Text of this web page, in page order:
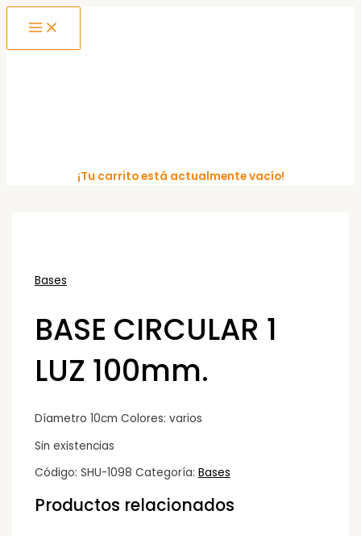
Ir
MENU
¡Tu carrito está actualmente vacío!
Bases
BASE CIRCULAR 1
LUZ 100mm.
Díametro 10cm Colores: varios
Sin existencias
Código: SHU-1098 Categoría: Bases
Productos relacionados